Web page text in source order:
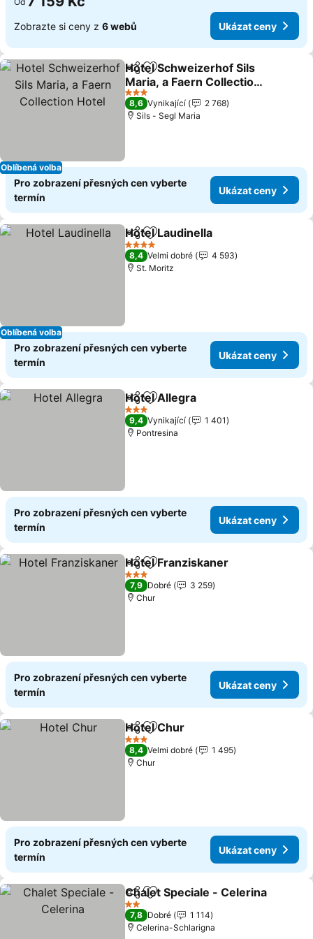
Zobrazte si ceny z 6 webů Ukázat ceny
Oblíbená volba
SdíletPřidat na seznam oblíbených
Hotel Schweizerhof Sils
Maria, a Faern Collection
Hotel
Ukázat ceny
3 Počet hvězdiček
8,6 Vynikající
2 768
Sils - Segl Maria
Pro zobrazení přesných cen vyberte
termín
Ukázat ceny
Oblíbená volba
SdíletPřidat na seznam oblíbených
Hotel Laudinella
4 Počet hvězdiček
8,4 Velmi dobré
4 593
St. Moritz
Pro zobrazení přesných cen vyberte
termín
Ukázat ceny
SdíletPřidat na seznam oblíbených
Hotel Allegra
3 Počet hvězdiček
9,4 Vynikající
1 401
Pontresina
Pro zobrazení přesných cen vyberte
termín
Ukázat ceny
SdíletPřidat na seznam oblíbených
Hotel Franziskaner
3 Počet hvězdiček
7,9 Dobré
3 259
Chur
Pro zobrazení přesných cen vyberte
termín
Ukázat ceny
SdíletPřidat na seznam oblíbených
Hotel Chur
3 Počet hvězdiček
8,4 Velmi dobré
1 495
Chur
Pro zobrazení přesných cen vyberte
termín
Ukázat ceny
SdíletPřidat na seznam oblíbených
Chalet Speciale - Celerina
2 Počet hvězdiček
7,8 Dobré
1 114
Celerina-Schlarigna